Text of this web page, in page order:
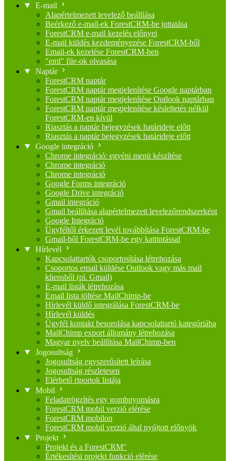
E-mail
Alapértelmezett levelező beállíása
Beérkező e-mail-ek ForestCRM-be juttatása
ForestCRM e-mail kezelés előnyei
E-mail küldés kezdeményezése ForestCRM-ből
Email-ek kezelése ForestCRM-ben
"eml" file-ok olvasása
Naptár
ForestCRM naptár
ForestCRM naptár megjelenítése Google naptárban
ForestCRM naptár megjelenítése Outlook naptárban
ForestCRM naptár megjelenítése késleltetés nélkül
ForestCRM-en kívül
Riasztás a naptár bejegyzések határideje előtt
Riasztás a naptár bejegyzések határideje előtt
Google integráció
Chrome integráció: egyéni menü készítése
Chrome integráció
Chrome integráció
Google Forms integráció
Google Drive integráció
Gmail integráció
Gmail beállítása alapértelmezett levelezőrendszerként
Google Integráció
Ügyféltől érkezett levél továbbítása ForestCRM-be
Gmail-ből ForestCRM-be egy kattintással
Hírlevél
Kapcsolattartók csoportosítása létrehozása
Csoportos email küldése Outlook vagy más mail
kliensből (pl. Gmail)
E-mail listák létrehozása
Email lista töltése MailChimp-be
Hírlevél küldő integrálása ForestCRM-be
Hírlevél küldés
Ügyfél kontakt besorolása kapcsolattartó kategóriába
MailChimp export állomány létrehozása
Magyar nyelv beállítása MailChimp-ben
Jogosultság
Jogosultság egyszerűsített leírása
Jogosultság részletesen
Elérhető riportok listája
Mobil
Feladatrögzítés egy gombnyomásra
ForestCRM mobil verzió elérése
ForestCRM mobilon
ForestCRM mobil verzió által nyújtott előnyök
Projekt
Projekt és a ForestCRM"
Értékesítési projekt funkció elérése